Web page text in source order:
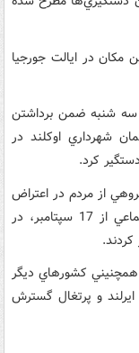
مکان در ايالت جورجيا
سه شنبه ضمن برداشتن
شهرداري اوکلند در
از مردم در اعتراض
به فساد در رده‌هاي بالا، فقر و نابرابري‌هاي اجتماعي از 17 سپتامبر، در
کشورهاي ديگر
ايرلند و پرتغال گسترش